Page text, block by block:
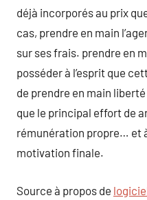
déjà incorporés au prix
cas, prendre en main
sur ses frais. prendre en
posséder à l’esprit que
de prendre en main
que le principal effort de
rémunération propre… et
motivation finale.
Source à propos de